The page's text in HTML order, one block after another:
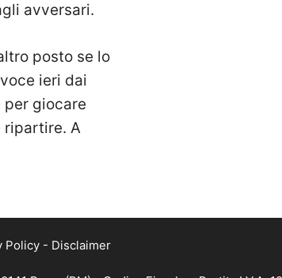
avversari.
posto se lo
ieri dai
per giocare
ripartire. A
Policy - Disclaimer